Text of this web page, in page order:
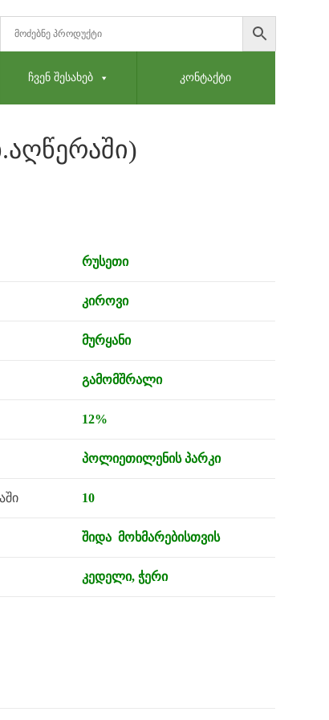
ᲩᲕᲔᲜ ᲨᲔᲡᲐᲮᲔᲑ ᲙᲝᲜᲢᲐᲥᲢᲘ
რუსეთი
კიროვი
მურყანი
გამომშრალი
12%
პოლიეთილენის პარკი
10
შიდა მოხმარებისთვის
კედელი, ჭერი